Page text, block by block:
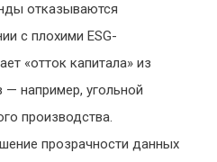
отказываются
с плохими ESG-
«отток капитала» из
например, угольной
производства.
прозрачности данных